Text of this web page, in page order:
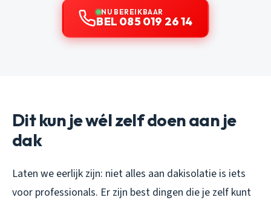
NU BEREIKBAAR
BEL 085 019 26 14
Dit kun je wél zelf doen aan je
dak
Laten we eerlijk zijn: niet alles aan dakisolatie is iets
voor professionals. Er zijn best dingen die je zelf kunt